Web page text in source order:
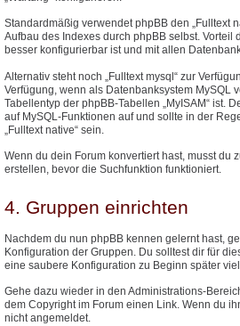
Standardmäßig verwendet phpBB den „Fulltext
Aufbau des Indexes durch phpBB selbst. Vorteil
besser konfigurierbar ist und mit allen
Alternativ steht noch „Fulltext mysql“ zur
Verfügung, wenn als Datenbanksystem MySQL
Tabellentyp der phpBB-Tabellen „MyISAM“ ist.
auf MySQL-Funktionen auf und sollte in der
„Fulltext native“ sein.
Wenn du dein Forum konvertiert hast, musst du
erstellen, bevor die Suchfunktion funktioniert.
4. Gruppen einrichten
Nachdem du nun phpBB kennen gelernt hast,
Konfiguration der Gruppen. Du solltest dir für
eine saubere Konfiguration zu Beginn später
Gehe dazu wieder in den Administrations-
dem Copyright im Forum einen Link. Wenn du
nicht angemeldet.